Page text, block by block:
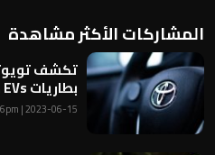
المشاركات الأكثر مشاهدة
تكشف
بطاريات EVs مع مدى ...
2023-06-15 | 05:40:06pm